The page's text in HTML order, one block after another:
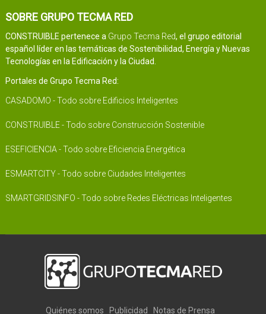
SOBRE GRUPO TECMA RED
CONSTRUIBLE pertenece a Grupo Tecma Red, el grupo editorial
español líder en las temáticas de Sostenibilidad, Energía y Nuevas
Tecnologías en la Edificación y la Ciudad.
Portales de Grupo Tecma Red:
CASADOMO - Todo sobre Edificios Inteligentes
CONSTRUIBLE - Todo sobre Construcción Sostenible
ESEFICIENCIA - Todo sobre Eficiencia Energética
ESMARTCITY - Todo sobre Ciudades Inteligentes
SMARTGRIDSINFO - Todo sobre Redes Eléctricas Inteligentes
Quiénes somos Publicidad Notas de Prensa